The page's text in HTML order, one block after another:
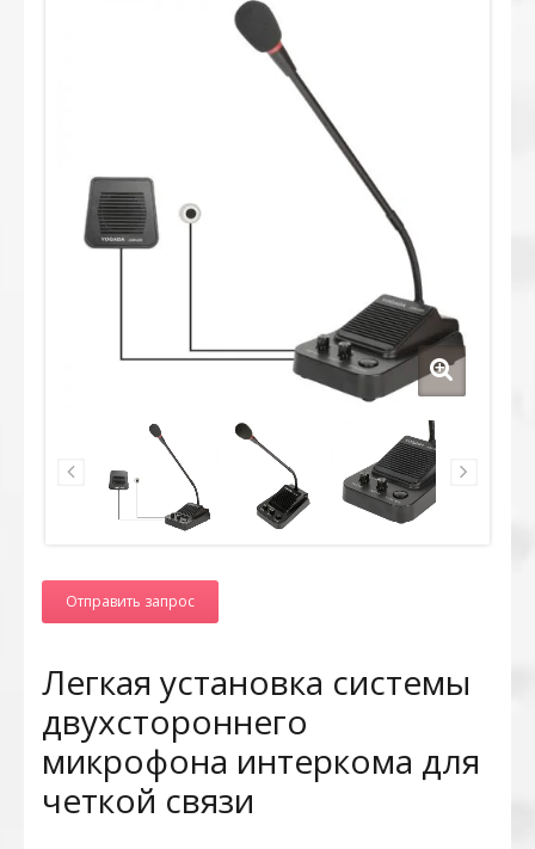
Отправить запрос
Легкая установка системы
двухстороннего
микрофона интеркома для
четкой связи